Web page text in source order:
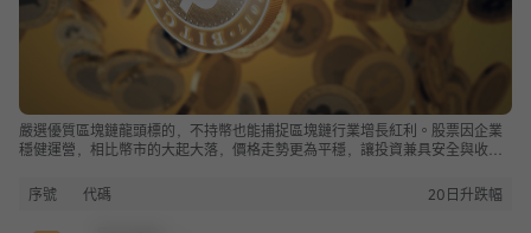
嚴選優質區塊鏈龍頭標的，不持幣也能捕捉區塊鏈行業增長紅利。股票因企業
穩健運營，相比幣市的大起大落，價格走勢更為平穩，讓投資兼具安全與收
序號
代碼 20日升跌幅